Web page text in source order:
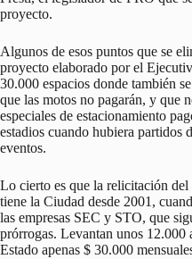
proyecto.
Algunos de esos puntos que se
proyecto elaborado por el
30.000 espacios donde también
que las motos no pagarán, y que
especiales de estacionamiento
estadios cuando hubiera partidos
eventos.
Lo cierto es que la relicitación del
tiene la Ciudad desde 2001,
las empresas SEC y STO, que
prórrogas. Levantan unos 12.000
Estado apenas $ 30.000